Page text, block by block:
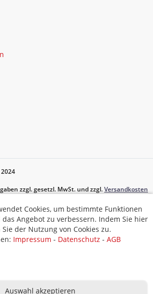
zzgl. gesetzl. MwSt. und zzgl.Versandkosten
Cookies, um bestimmte Funktionen
Angebot zu verbessern. Indem Sie hier
der Nutzung von Cookies zu.
Impressum - Datenschutz - AGB
Auswahl akzeptieren
Cookies, um bestimmte Funktionen
Angebot zu verbessern. Indem Sie hier
der Nutzung von Cookies zu.
Impressum - Datenschutz - AGB
Auswahl akzeptieren